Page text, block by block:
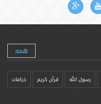
همه
رسول الله قرآن کریم خرافات